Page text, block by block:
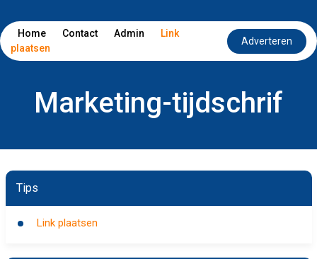
Home Contact Admin
Link
plaatsen
Adverteren
Marketing-tijdschrif
Tips
Link plaatsen